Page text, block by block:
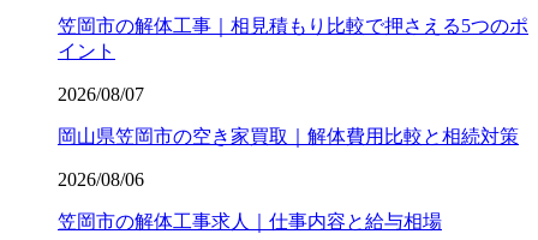
笠岡市の解体工事｜相見積もり比較で押さえる5つのポ
イント
2026/08/07
岡山県笠岡市の空き家買取｜解体費用比較と相続対策
2026/08/06
笠岡市の解体工事求人｜仕事内容と給与相場